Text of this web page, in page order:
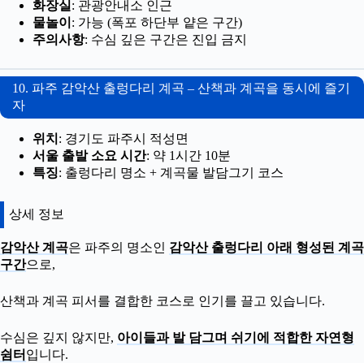
화장실 : 관광안내소 인근
물놀이 : 가능 (폭포 하단부 얕은 구간)
주의사항: 수심 깊은 구간은 진입 금지
10. 파주 감악산 출렁다리 계곡 – 산책과 계곡을 동시에 즐기
자
위치 : 경기도 파주시 적성면
서울 출발 소요 시간: 약 1시간 10분
특징: 출렁다리 명소 + 계곡물 발담그기 코스
상세 정보
감악산 계곡은 파주의 명소인 감악산 출렁다리 아래 형성된 계곡
구간으로,
산책과 계곡 피서를 결합한 코스로 인기를 끌고 있습니다.
수심은 깊지 않지만, 아이들과 발 담그며 쉬기에 적합한 자연형
쉼터 입니다.